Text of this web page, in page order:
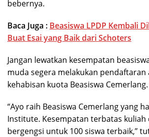
bebernya.
Baca Juga : Beasiswa LPDP Kembali
Buat Esai yang Baik dari Schoters
Jangan lewatkan kesempatan
muda segera melakukan pendaftaran
kehabisan kuota Beasiswa Cemerlang.
“Ayo raih Beasiswa Cemerlang yang
Institute. Kesempatan terbatas
bergengsi untuk 100 siswa terbaik,”